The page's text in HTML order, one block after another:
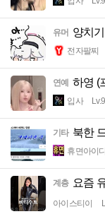
유머 양치
전자팔찌
연예 하영 (
입사
기타 북한
휴면아이디
계층 요즘
아이스티이